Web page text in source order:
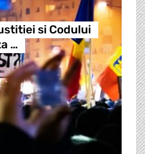
si Codului
…